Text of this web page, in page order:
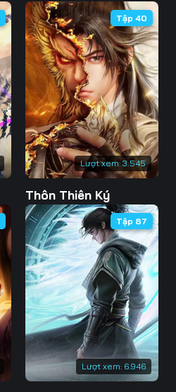
68 69
71 72
74 75
77 78
81
83 84
87
89 90
92 93
95 96
98 99
102
Lượt xem: 3.545
Tập 40
Thôn Thiên Ký
Lượt xem: 6.946
Tập 87